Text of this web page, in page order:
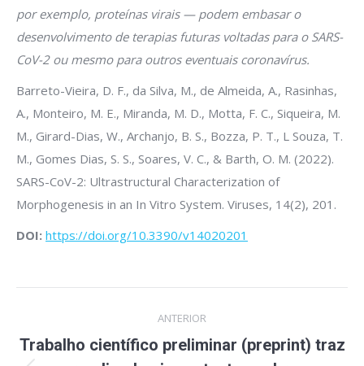
por exemplo, proteínas virais — podem embasar o
desenvolvimento de terapias futuras voltadas para o SARS-
CoV-2 ou mesmo para outros eventuais coronavírus.
Barreto-Vieira, D. F., da Silva, M., de Almeida, A., Rasinhas,
A., Monteiro, M. E., Miranda, M. D., Motta, F. C., Siqueira, M.
M., Girard-Dias, W., Archanjo, B. S., Bozza, P. T., L Souza, T.
M., Gomes Dias, S. S., Soares, V. C., & Barth, O. M. (2022).
SARS-CoV-2: Ultrastructural Characterization of
Morphogenesis in an In Vitro System. Viruses, 14(2), 201.
DOI: https://doi.org/10.3390/v14020201
de
ANTERIOR
Trabalho científico preliminar (preprint) traz